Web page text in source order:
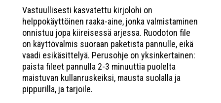
Vastuullisesti kasvatettu kirjolohi on
helppokäyttöinen raaka-aine, jonka valmistaminen
onnistuu jopa kiireisessä arjessa. Ruodoton file
on käyttövalmis suoraan paketista pannulle, eikä
vaadi esikäsittelyä. Perusohje on yksinkertainen:
paista fileet pannulla 2-3 minuuttia puolelta
maistuvan kullanruskeiksi, mausta suolalla ja
pippurilla, ja tarjoile.